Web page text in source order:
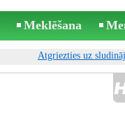
Meklēšana
Atgriezties uz